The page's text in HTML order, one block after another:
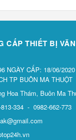
CẤP THIẾT BỊ
NGÀY CẤP: 18/06/
TP BUÔN MA THUỘT
Hoa Thám, Buôn Ma
334 - 0982-662-773